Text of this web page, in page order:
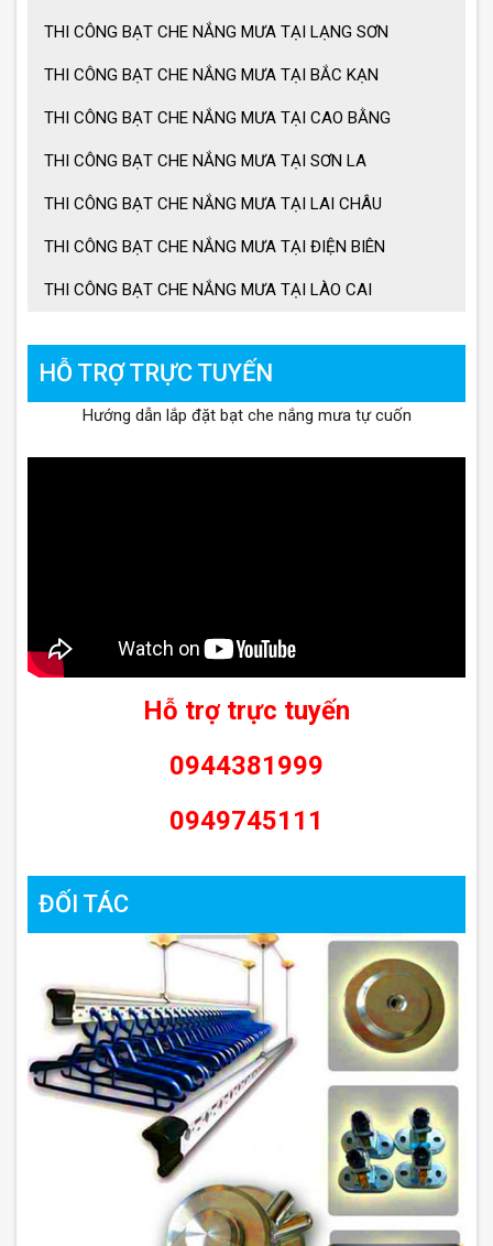
THI CÔNG BẠT CHE NẮNG MƯA TẠI LẠNG SƠN
THI CÔNG BẠT CHE NẮNG MƯA TẠI BẮC KẠN
THI CÔNG BẠT CHE NẮNG MƯA TẠI CAO BẰNG
THI CÔNG BẠT CHE NẮNG MƯA TẠI SƠN LA
THI CÔNG BẠT CHE NẮNG MƯA TẠI LAI CHÂU
THI CÔNG BẠT CHE NẮNG MƯA TẠI ĐIỆN BIÊN
THI CÔNG BẠT CHE NẮNG MƯA TẠI LÀO CAI
HỖ TRỢ TRỰC TUYẾN
Hướng dẫn lắp đặt bạt che nắng mưa tự cuốn
Hỗ trợ trực tuyến
0944381999
0949745111
ĐỐI TÁC